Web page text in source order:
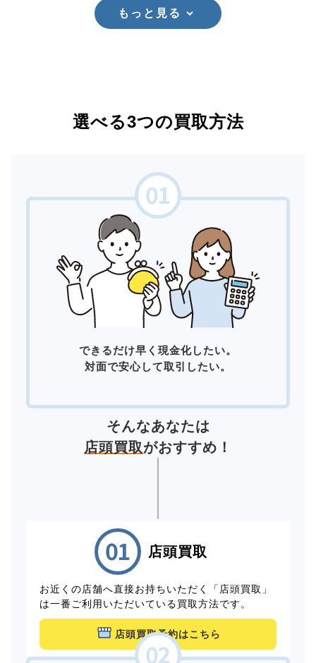
もっと見る
選べる3つの買取方法
できるだけ早く現金化したい。
対面で安心して取引したい。
そんなあなたは
店頭買取がおすすめ！
店頭買取
お近くの店舗へ直接お持ちいただく「店頭買取」
は一番ご利用いただいている買取方法です。
店頭買取予約はこちら